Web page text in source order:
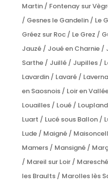
Martin / Fontenay sur
/ Gesnes le Gandelin / Le
Gréez sur Roc / Le Grez /
Jauzé / Joué en Charnie /
Sarthe / Juillé / Jupilles /
Lavardin / Lavaré /
en Saosnois / Loir en
Louailles / Loué /
Luart / Lucé sous Ballon /
Lude / Maigné /
Mamers / Mansigné /
/ Mareil sur Loir /
les Braults / Marolles lès